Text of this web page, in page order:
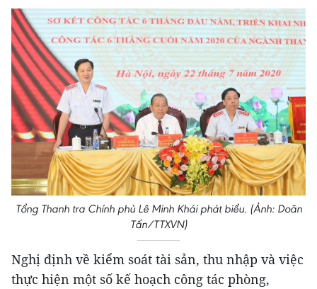
Tổng Thanh tra Chính phủ Lê Minh Khái phát biểu. (Ảnh: Doãn
Tấn/TTXVN)
Nghị định về kiểm soát tài sản, thu nhập và việc
thực hiện một số kế hoạch công tác phòng,